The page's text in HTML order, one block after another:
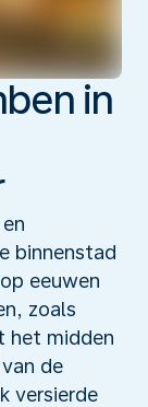
in
binnenstad
eeuwen
zoals
het midden
de
versierde